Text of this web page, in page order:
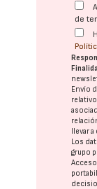
de
Envío
llevar
Los
grupo